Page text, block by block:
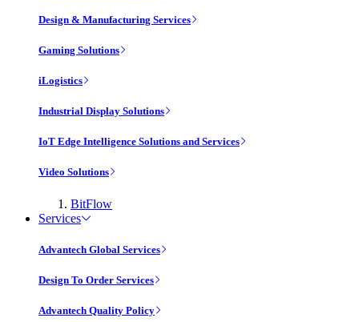
Design & Manufacturing Services
Gaming Solutions
iLogistics
Industrial Display Solutions
IoT Edge Intelligence Solutions and Services
Video Solutions
BitFlow
Services
Advantech Global Services
Design To Order Services
Advantech Quality Policy